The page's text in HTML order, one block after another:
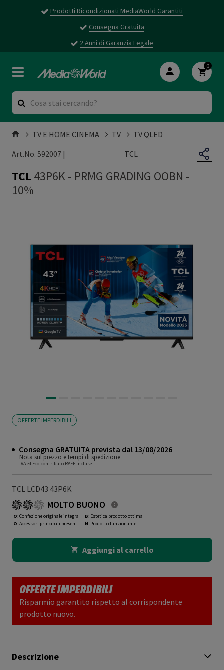
Prodotti Ricondizionati MediaWorld Garantiti
Consegna Gratuita
2 Anni di Garanzia Legale
0
TV E HOME CINEMA TV
TV QLED
Art.No. 592007 |
TCL
TCL43P6K- PRMG GRADING OOBN -
10%
OFFERTE IMPERDIBILI
Consegna GRATUITA prevista dal 13/08/2026
Nota sul prezzo e tempi di spedizione
IVA ed Eco-contributo RAEE incluse
TCL LCD43 43P6K
MOLTO BUONO
O: Confezione originale integra
O: Accessori principali presenti
B: Estetica prodotto ottima
N: Prodotto funzionante
Aggiungi al carrello
OFFERTE IMPERDIBILI
Risparmio garantito rispetto al corrispondente
prodotto nuovo.
Descrizione